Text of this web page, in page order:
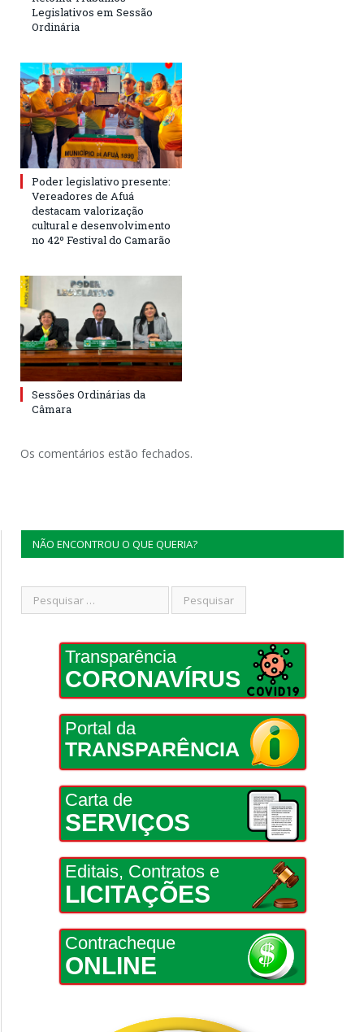
Legislativos em Sessão
Ordinária
Poder legislativo presente:
Vereadores de Afuá
destacam valorização
cultural e desenvolvimento
no 42º Festival do Camarão
Sessões Ordinárias da
Câmara
Os comentários estão fechados.
NÃO ENCONTROU O QUE QUERIA?
Transparência
CORONAVÍRUS
Portal da
TRANSPARÊNCIA
Carta de
SERVIÇOS
Editais, Contratos e
LICITAÇÕES
Contracheque
ONLINE